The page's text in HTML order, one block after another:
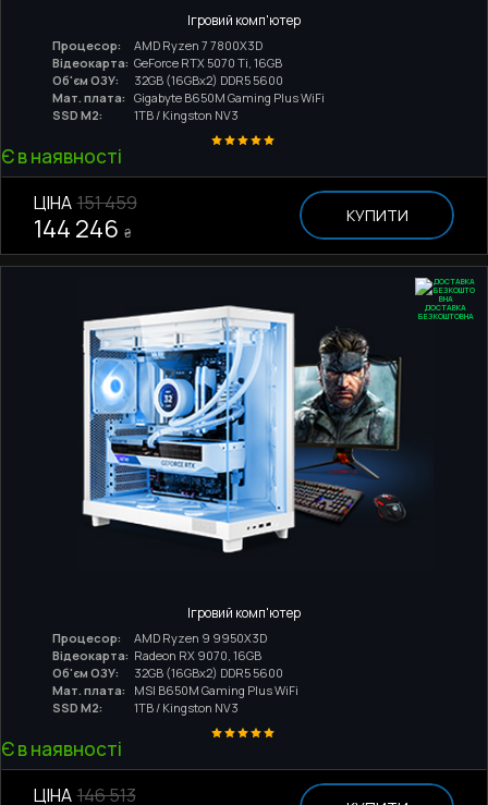
Ігровий комп'ютер
Процесор:
AMD Ryzen 7 7800X3D
Відеокарта: GeForce RTX 5070 Ti, 16GB
Об'єм ОЗУ:
32GB (16GBx2) DDR5 5600
Мат. плата:
Gigabyte B650M Gaming Plus WiFi
SSD M2:
1TB / Kingston NV3
Є в наявності
ЦІНА 151 459
144 246 ₴
КУПИТИ
ДОСТАВКА
БЕЗКОШТОВНА
Ігровий комп'ютер
Процесор:
AMD Ryzen 9 9950X3D
Відеокарта: Radeon RX 9070, 16GB
Об'єм ОЗУ:
32GB (16GBx2) DDR5 5600
Мат. плата:
MSI B650M Gaming Plus WiFi
SSD M2:
1TB / Kingston NV3
Є в наявності
ЦІНА 146 513